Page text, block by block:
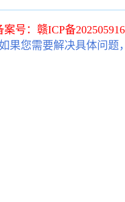
案号：赣ICP备
果您需要解决具体问题